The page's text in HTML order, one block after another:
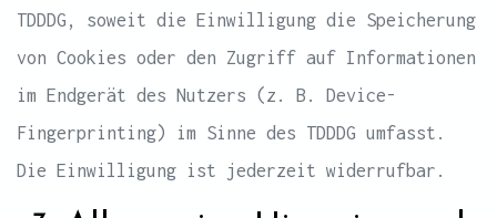
TDDDG, soweit die Einwilligung die Speicherung
von Cookies oder den Zugriff auf Informationen
im Endgerät des Nutzers (z. B. Device-
Fingerprinting) im Sinne des TDDDG umfasst.
Die Einwilligung ist jederzeit widerrufbar.